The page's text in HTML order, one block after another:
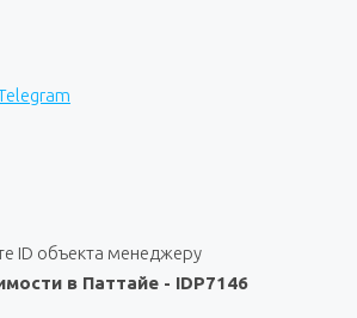
ID объекта менеджеру
в Паттайе - IDP7146